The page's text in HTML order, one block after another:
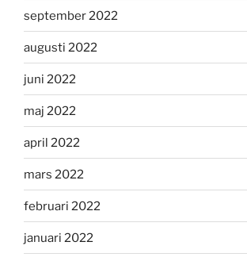
september 2022
augusti 2022
juni 2022
maj 2022
april 2022
mars 2022
februari 2022
januari 2022